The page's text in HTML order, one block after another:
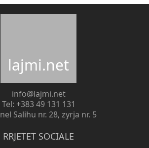
lajmi.net
info@lajmi.net
Tel: +383 49 131 131
Salihu nr. 28, zyrja nr. 5
RRJETET SOCIALE